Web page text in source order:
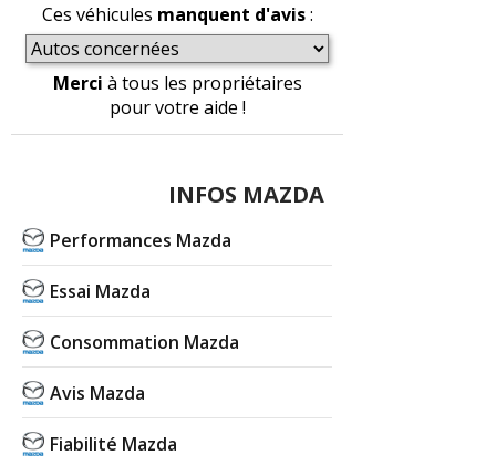
Ces véhicules manquent d'avis:
Merci à tous les propriétaires
pour votre aide !
INFOS MAZDA
Performances Mazda
Essai Mazda
Consommation Mazda
Avis Mazda
Fiabilité Mazda